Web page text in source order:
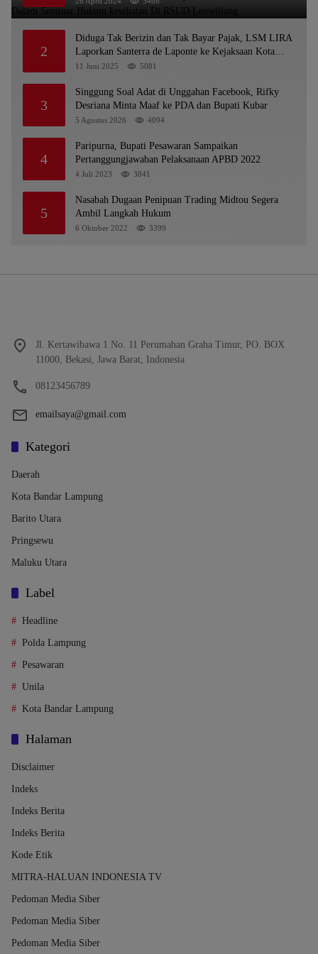
2
Diduga Tak Berizin dan Tak Bayar Pajak, LSM LIRA
Laporkan Santerra de Laponte ke Kejaksaan Kota
Batu
11 Juni 2025 5081
3
Singgung Soal Adat di Unggahan Facebook, Rifky
Desriana Minta Maaf ke PDA dan Bupati Kubar
5 Agustus 2026 4094
4
Paripurna, Bupati Pesawaran Sampaikan
Pertanggungjawaban Pelaksanaan APBD 2022
4 Juli 2023 3841
5
Nasabah Dugaan Penipuan Trading Midtou Segera
Ambil Langkah Hukum
6 Oktober 2022 3399
Jl. Kertawibawa 1 No. 11 Perumahan Graha Timur, PO. BOX
11000, Bekasi, Jawa Barat, Indonesia
08123456789
emailsaya@gmail.com
Kategori
Daerah
Kota Bandar Lampung
Barito Utara
Pringsewu
Maluku Utara
Label
Headline
Polda Lampung
Pesawaran
Unila
Kota Bandar Lampung
Halaman
Disclaimer
Indeks
Indeks Berita
Indeks Berita
Kode Etik
MITRA-HALUAN INDONESIA TV
Pedoman Media Siber
Pedoman Media Siber
Pedoman Media Siber